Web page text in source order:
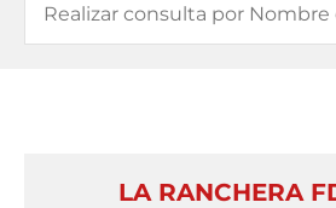
LA RANCHERA